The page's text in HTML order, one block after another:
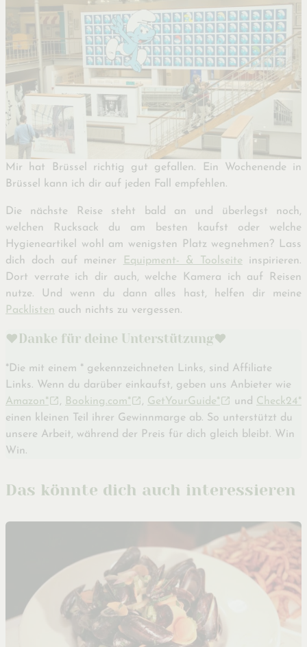
Mir hat Brüssel richtig gut gefallen. Ein Wochenende in
Brüssel kann ich dir auf jeden Fall empfehlen.
Die nächste Reise steht bald an und überlegst noch,
welchen Rucksack du am besten kaufst oder welche
Hygieneartikel wohl am wenigsten Platz wegnehmen? Lass
dich doch auf meiner
Equipment- & Toolseite inspirieren.
Dort verrate ich dir auch, welche Kamera ich auf Reisen
nutze. Und wenn du dann alles hast, helfen dir meine
Packlisten auch nichts zu vergessen.
♥️Danke für deine Unterstützung♥️
*Die mit einem * gekennzeichneten Links, sind Affiliate
Links. Wenn du darüber einkaufst, geben uns Anbieter wie
Amazon*
, Booking.com* , GetYourGuide* und Check24*
einen kleinen Teil ihrer Gewinnmarge ab. So unterstützt du
unsere Arbeit, während der Preis für dich gleich bleibt. Win
Win.
Das könnte dich auch interessieren